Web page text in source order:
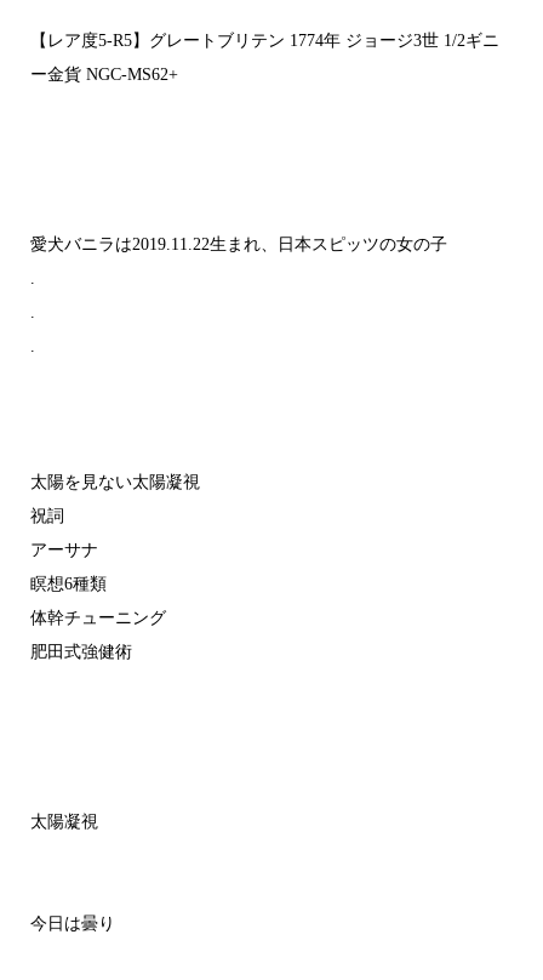
【レア度5-R5】グレートブリテン 1774年 ジョージ3世 1/2ギニ
ー金貨 NGC-MS62+
愛犬バニラは2019.11.22生まれ、日本スピッツの女の子
.
.
.
太陽を見ない太陽凝視
祝詞
アーサナ
瞑想6種類
体幹チューニング
肥田式強健術
太陽凝視
今日は曇り